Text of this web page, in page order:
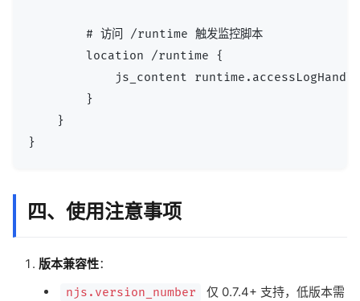
        # 访问 /runtime 触发监控脚本
        location /runtime {
js_content
        }
    }
四、使用注意事项
版本兼容性：
njs.version_number
仅 0.7.4+ 支持，低版本需